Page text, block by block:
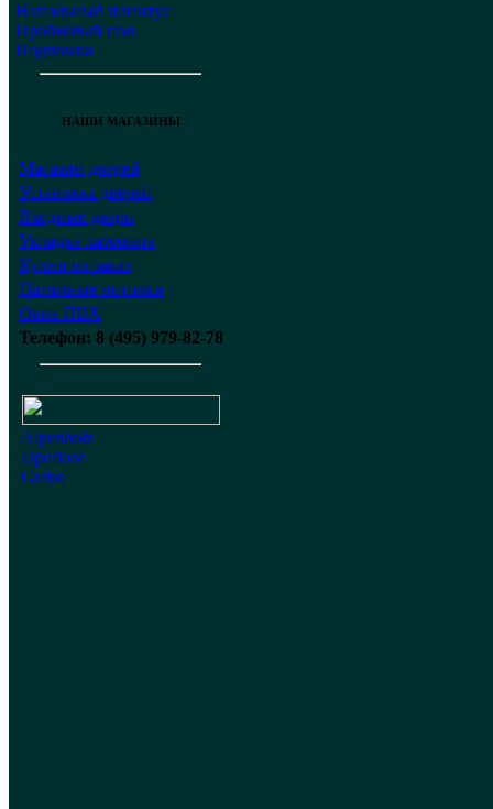
Напольный плинтус
Пробковый пол
Подложка
НАШИ МАГАЗИНЫ
Магазин дверей
Установка дверей
Входные двери
Укладка ламината
Кухни на заказ
Натяжные потолки
Окна ПВХ
Телефон: 8 (495) 979-82-78
Alpenholz
Upofloor
Grabo